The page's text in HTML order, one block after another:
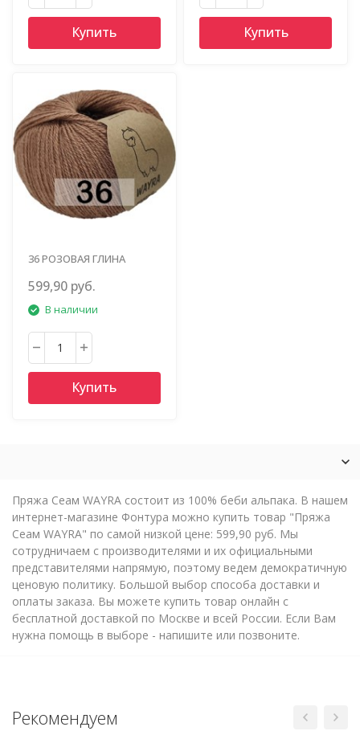
Купить Купить
36 РОЗОВАЯ ГЛИНА
599,90 руб.
В наличии
Купить
Пряжа Сеам WAYRA состоит из 100% беби альпака. В нашем
интернет-магазине Фонтура можно купить товар "Пряжа
Сеам WAYRA" по самой низкой цене: 599,90 руб. Мы
сотрудничаем с производителями и их официальными
представителями напрямую, поэтому ведем демократичную
ценовую политику. Большой выбор способа доставки и
оплаты заказа. Вы можете купить товар онлайн с
бесплатной доставкой по Москве и всей России. Если Вам
нужна помощь в выборе - напишите или позвоните.
Рекомендуем